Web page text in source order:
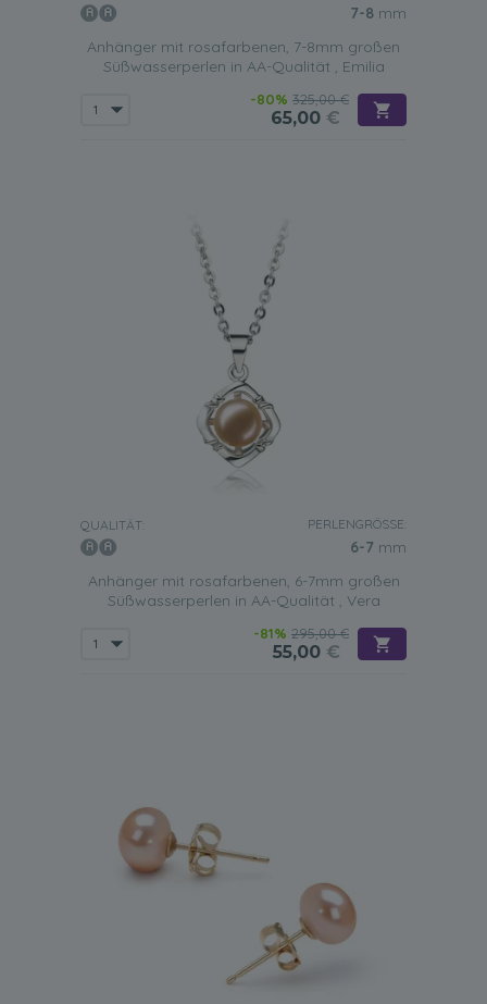
7-8 mm
Anhänger mit rosafarbenen, 7-8mm großen
Süßwasserperlen in AA-Qualität , Emilia
-80% 325,00 €
65,00 €
QUALITÄT: PERLENGRÖSSE:
6-7 mm
Anhänger mit rosafarbenen, 6-7mm großen
Süßwasserperlen in AA-Qualität , Vera
-81% 295,00 €
55,00 €